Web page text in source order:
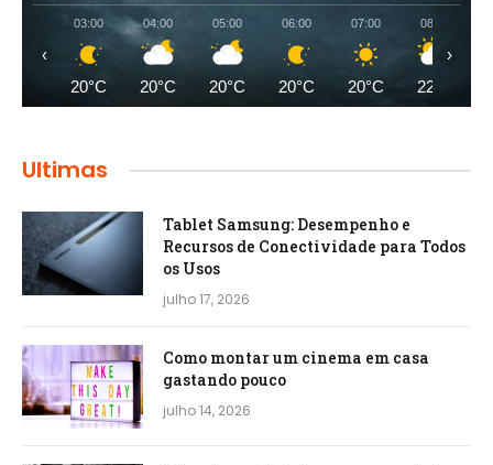
03:00
20°C
04:00
20°C
05:00
20°C
06:00
20°C
07:00
20°C
08:00
22°C
‹ ›
Ultimas
Tablet Samsung: Desempenho e
Recursos de Conectividade para Todos
os Usos
julho 17, 2026
Como montar um cinema em casa
gastando pouco
julho 14, 2026